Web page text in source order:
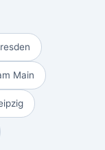
Main